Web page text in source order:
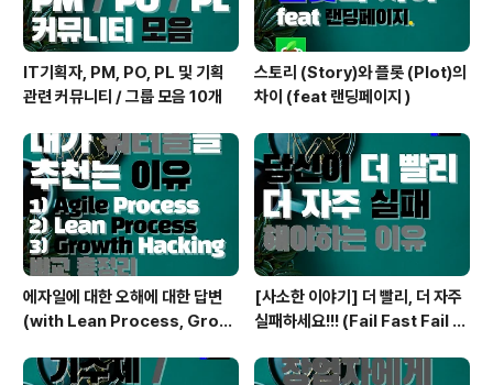
IT기획자, PM, PO, PL 및 기획
관련 커뮤니티 / 그룹 모음 10개
스토리 (Story)와 플롯 (Plot)의
차이 (feat 랜딩페이지 )
에자일에 대한 오해에 대한 답변
(with Lean Process, Growt
[사소한 이야기] 더 빨리, 더 자주
실패하세요!!! (Fail Fast Fail Fr